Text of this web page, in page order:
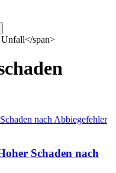
Unfall</span>
Schaden nach